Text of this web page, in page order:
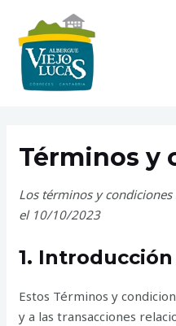
contenido
Términos y
Los términos y
el 10/10/2023
1. Introducción
Estos Términos y
y a las transacciones